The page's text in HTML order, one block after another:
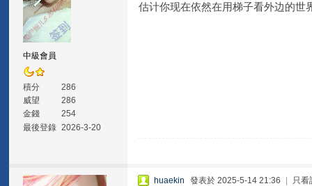
中級會員
積分
286
威望
286
金錢
254
最後登錄 2026-3-20
估计你现在依然在用梯子看外边的世
huaekin 發表於 2025-5-14 21:36 只看